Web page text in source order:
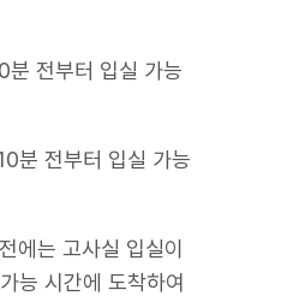
분 전부터 입실 가능
분 전부터 입실 가능
에는 고사실 입실이
능 시간에 도착하여